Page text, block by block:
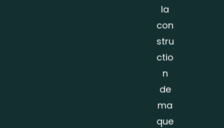
la
con
stru
ctio
n
de
ma
que